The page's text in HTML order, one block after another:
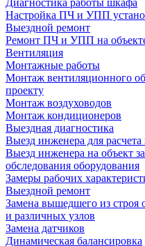
Диагностика работы шкафа
Настройка ПЧ и УПП
Выездной ремонт
Ремонт ПЧ и УПП на объекте
Вентиляция
Монтажные работы
Монтаж вентиляционного
проекту
Монтаж воздуховодов
Монтаж кондиционеров
Выездная диагностика
Выезд инженера для
Выезд инженера на объект
обследования оборудования
Замеры рабочих
Выездной ремонт
Замена вышедшего из строя
и различных узлов
Замена датчиков
Динамическая балансировка